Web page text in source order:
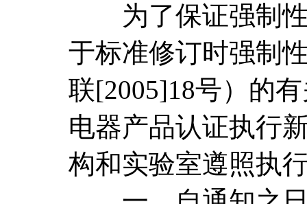
为了保证强制性
于标准修订时强制
联[2005]18号）的
电器产品认证执行
构和实验室遵照执